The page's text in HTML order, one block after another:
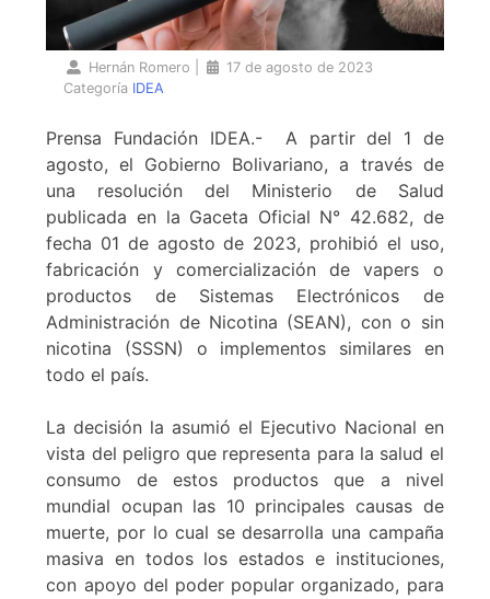
Hernán Romero
17 de agosto de 2023
Categoría IDEA
Prensa Fundación IDEA.- A partir del 1 de
agosto, el Gobierno Bolivariano, a través de
una resolución del Ministerio de Salud
publicada en la Gaceta Oficial N° 42.682, de
fecha 01 de agosto de 2023, prohibió el uso,
fabricación y comercialización de vapers o
productos de Sistemas Electrónicos de
Administración de Nicotina (SEAN), con o sin
nicotina (SSSN) o implementos similares en
todo el país.
La decisión la asumió el Ejecutivo Nacional en
vista del peligro que representa para la salud el
consumo de estos productos que a nivel
mundial ocupan las 10 principales causas de
muerte, por lo cual se desarrolla una campaña
masiva en todos los estados e instituciones,
con apoyo del poder popular organizado, para